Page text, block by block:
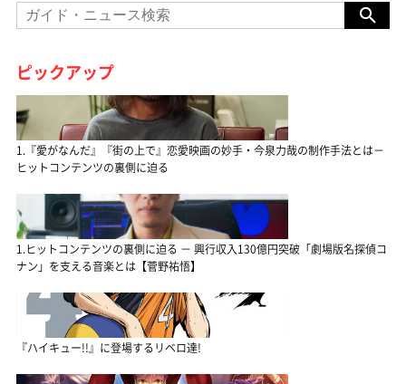
ピックアップ
1.『愛がなんだ』『街の上で』恋愛映画の妙手・今泉力哉の制作手法とは－
ヒットコンテンツの裏側に迫る
1.ヒットコンテンツの裏側に迫る － 興行収入130億円突破「劇場版名探偵コ
ナン」を支える音楽とは【菅野祐悟】
『ハイキュー!!』に登場するリベロ達!